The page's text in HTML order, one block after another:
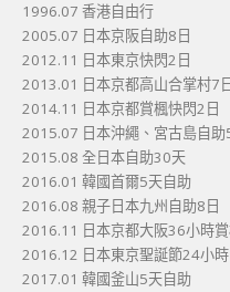
1996.07 香港自由行
2005.07 日本京阪自助8日
2012.11 日本東京快閃2日
2013.01 日本京都高山合掌村7日
2014.11 日本京都賞楓快閃2日
2015.07 日本沖繩、宮古島自助
2015.08 全日本自助30天
2016.01 韓國首爾5天自助
2016.08 親子日本九州自助8日
2016.11 日本京都大阪36小時
2016.12 日本東京聖誕節24小時
2017.01 韓國釜山5天自助